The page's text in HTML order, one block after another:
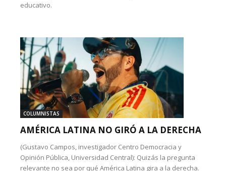
educativo.
COLUMNISTAS
AMÉRICA LATINA NO GIRÓ A LA DERECHA
(Gustavo Campos, investigador Centro Democracia y
Opinión Pública, Universidad Central): Quizás la pregunta
relevante no sea por qué América Latina gira a la derecha.